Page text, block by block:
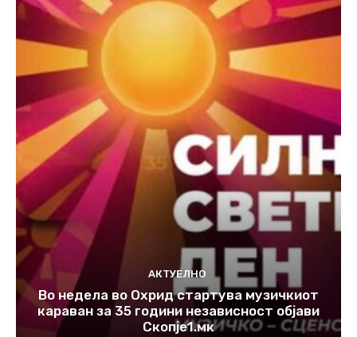
АКТУЕЛНО
Во недела во Охрид стартува музичкиот
караван за 35 години независност објави
Скопје1.мк